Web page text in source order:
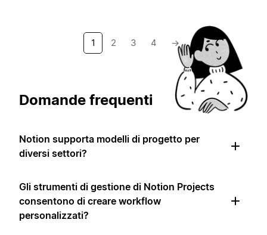
1 2 3 4 →
Domande frequenti
Notion supporta modelli di progetto per
diversi settori?
Gli strumenti di gestione di Notion Projects
consentono di creare workflow
personalizzati?